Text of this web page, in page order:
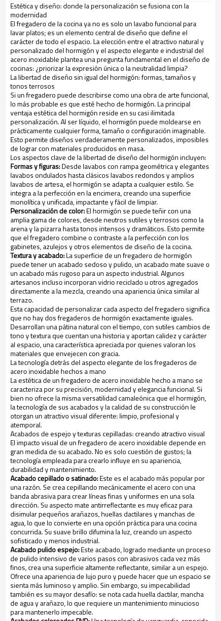
Estética y diseño: donde la personalización se fusiona con la
modernidad
El fregadero de la cocina ya no es solo un lavabo funcional para
lavar platos; es un elemento central de diseño que define el
carácter de todo el espacio. La elección entre el atractivo natural y
personalizado del hormigón y el aspecto elegante e industrial del
acero inoxidable plantea una pregunta fundamental en el diseño de
cocinas: ¿priorizar la expresión única o la neutralidad limpia?
La libertad de diseño sin igual del hormigón: formas, tamaños y
tonos terrosos
Si un fregadero puede describirse como una obra de arte funcional,
lo más probable es que esté hecho de hormigón. La principal
ventaja estética del hormigón reside en su casi ilimitada
personalización. Al ser líquido, el hormigón puede moldearse en
prácticamente cualquier forma, tamaño o configuración imaginable.
Esto permite diseños verdaderamente personalizados, imposibles
de lograr con materiales producidos en masa.
Los aspectos clave de la libertad de diseño del hormigón incluyen:
Formas y figuras:Desde lavabos con rampa geométrica y elegantes
lavabos ondulados hasta clásicos lavabos redondos y amplios
lavabos de artesa, el hormigón se adapta a cualquier estilo. Se
integra a la perfección en la encimera, creando una superficie
monolítica y unificada, impactante y fácil de limpiar.
Personalización de color:El hormigón se puede teñir con una
amplia gama de colores, desde neutros sutiles y terrosos como la
arena y la pizarra hasta tonos intensos y dramáticos. Esto permite
que el fregadero combine o contraste a la perfección con los
gabinetes, azulejos y otros elementos de diseño de la cocina.
Textura y acabado:La superficie de un fregadero de hormigón
puede tener un acabado sedoso y pulido, un acabado mate suave o
un acabado más rugoso para un aspecto industrial. Algunos
artesanos incluso incorporan vidrio reciclado u otros agregados
directamente a la mezcla, creando una apariencia única similar al
terrazo.
Esta capacidad de personalizar cada aspecto del fregadero significa
que no hay dos fregaderos de hormigón exactamente iguales.
Desarrollan una pátina natural con el tiempo, con sutiles cambios de
tono y textura que cuentan una historia y aportan calidez y carácter
al espacio, una característica apreciada por quienes valoran los
materiales que envejecen con gracia.
La tecnología detrás del aspecto elegante de los fregaderos de
acero inoxidable hechos a mano
La estética de un fregadero de acero inoxidable hecho a mano se
caracteriza por su precisión, modernidad y elegancia funcional. Si
bien no ofrece la misma versatilidad camaleónica que el hormigón,
la tecnología de sus acabados y la calidad de su construcción le
otorgan un atractivo visual diferente: limpio, profesional y
atemporal.
Acabados de espejo y texturas cepilladas: creando atractivo visual
El impacto visual de un fregadero de acero inoxidable depende en
gran medida de su acabado. No es solo cuestión de gustos; la
tecnología empleada para crearlo influye en su apariencia,
durabilidad y mantenimiento.
Acabado cepillado o satinado:Este es el acabado más popular por
una razón. Se crea cepillando mecánicamente el acero con una
banda abrasiva para crear líneas finas y uniformes en una sola
dirección. Su aspecto mate antirreflectante es muy eficaz para
disimular pequeños arañazos, huellas dactilares y manchas de
agua, lo que lo convierte en una opción práctica para una cocina
concurrida. Su suave brillo difumina la luz, creando un aspecto
sofisticado y menos industrial.
Acabado pulido espejo:Este acabado, logrado mediante un proceso
de pulido intensivo de varios pasos con abrasivos cada vez más
finos, crea una superficie altamente reflectante, similar a un espejo.
Ofrece una apariencia de lujo puro y puede hacer que un espacio se
sienta más luminoso y amplio. Sin embargo, su impecabilidad
también es su mayor desafío: se nota cada huella dactilar, mancha
de agua y arañazo, lo que requiere un mantenimiento minucioso
para mantenerlo impecable.